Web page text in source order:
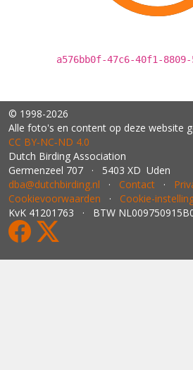
a576bb0f-47c6-40f1-8809-
© 1998-2026
Alle foto's en content op deze website
CC BY‑NC‑ND 4.0
Dutch Birding Association
Germenzeel 707 · 5403 XD Uden
dba@dutchbirding.nl · Contact ·
Cookievoorwaarden · Cookie-
KvK 41201763 · BTW